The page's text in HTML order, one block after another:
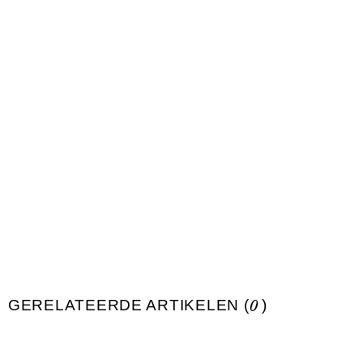
GERELATEERDE ARTIKELEN (0 )